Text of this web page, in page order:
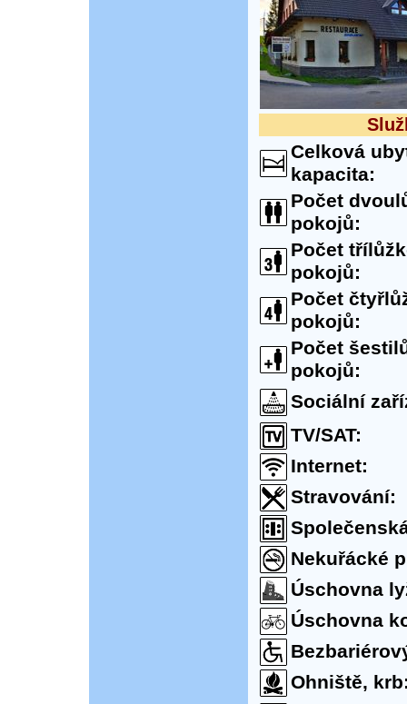
Celková
kapacita:
Počet
pokojů:
Počet
pokojů:
Počet
pokojů:
Počet
pokojů:
Sociální
TV/SAT:
Internet:
Stravování:
Nekuřácké
Úschovna
Úschovna
Ohniště,